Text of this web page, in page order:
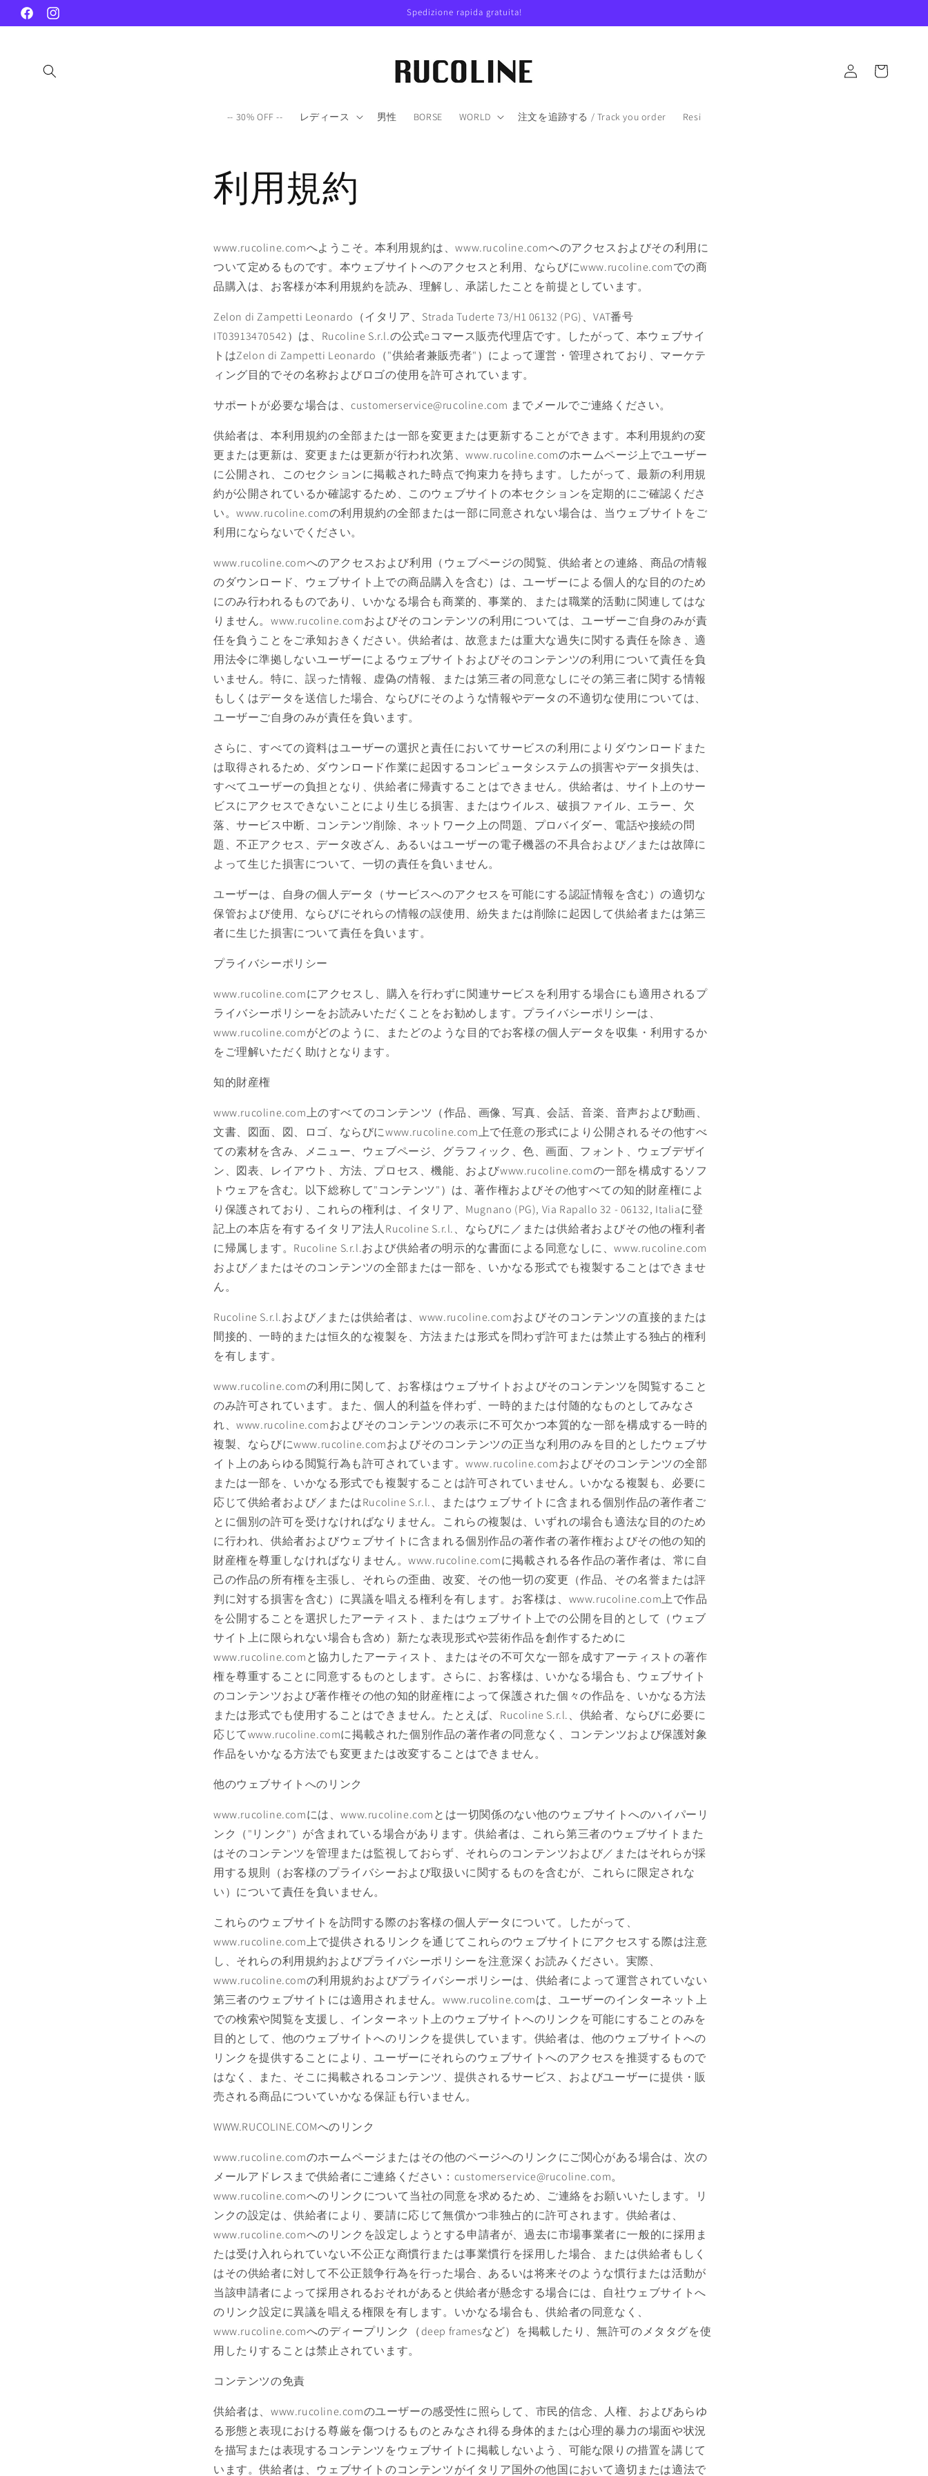
ンツに
進む
FacebookInstagram
Spedizione rapida gratuita!
-- 30% OFF -- レディース 男性 BORSE WORLD 注文を追跡する / Track you order Resi
グ
イ
ー
利用規約
www.rucoline.comへようこそ。本利用規約は、www.rucoline.comへのアクセスおよびその利用に
ついて定めるものです。本ウェブサイトへのアクセスと利用、ならびにwww.rucoline.comでの商
品購入は、お客様が本利用規約を読み、理解し、承諾したことを前提としています。
Zelon di Zampetti Leonardo（イタリア、Strada Tuderte 73/H1 06132 (PG)、VAT番号
IT03913470542）は、Rucoline S.r.l.の公式eコマース販売代理店です。したがって、本ウェブサイ
トはZelon di Zampetti Leonardo（"供給者兼販売者"）によって運営・管理されており、マーケテ
ィング目的でその名称およびロゴの使用を許可されています。
サポートが必要な場合は、customerservice@rucoline.com までメールでご連絡ください。
供給者は、本利用規約の全部または一部を変更または更新することができます。本利用規約の変
更または更新は、変更または更新が行われ次第、www.rucoline.comのホームページ上でユーザー
に公開され、このセクションに掲載された時点で拘束力を持ちます。したがって、最新の利用規
約が公開されているか確認するため、このウェブサイトの本セクションを定期的にご確認くださ
い。www.rucoline.comの利用規約の全部または一部に同意されない場合は、当ウェブサイトをご
利用にならないでください。
www.rucoline.comへのアクセスおよび利用（ウェブページの閲覧、供給者との連絡、商品の情報
のダウンロード、ウェブサイト上での商品購入を含む）は、ユーザーによる個人的な目的のため
にのみ行われるものであり、いかなる場合も商業的、事業的、または職業的活動に関連してはな
りません。www.rucoline.comおよびそのコンテンツの利用については、ユーザーご自身のみが責
任を負うことをご承知おきください。供給者は、故意または重大な過失に関する責任を除き、適
用法令に準拠しないユーザーによるウェブサイトおよびそのコンテンツの利用について責任を負
いません。特に、誤った情報、虚偽の情報、または第三者の同意なしにその第三者に関する情報
もしくはデータを送信した場合、ならびにそのような情報やデータの不適切な使用については、
ユーザーご自身のみが責任を負います。
さらに、すべての資料はユーザーの選択と責任においてサービスの利用によりダウンロードまた
は取得されるため、ダウンロード作業に起因するコンピュータシステムの損害やデータ損失は、
すべてユーザーの負担となり、供給者に帰責することはできません。供給者は、サイト上のサー
ビスにアクセスできないことにより生じる損害、またはウイルス、破損ファイル、エラー、欠
落、サービス中断、コンテンツ削除、ネットワーク上の問題、プロバイダー、電話や接続の問
題、不正アクセス、データ改ざん、あるいはユーザーの電子機器の不具合および／または故障に
よって生じた損害について、一切の責任を負いません。
ユーザーは、自身の個人データ（サービスへのアクセスを可能にする認証情報を含む）の適切な
保管および使用、ならびにそれらの情報の誤使用、紛失または削除に起因して供給者または第三
者に生じた損害について責任を負います。
プライバシーポリシー
www.rucoline.comにアクセスし、購入を行わずに関連サービスを利用する場合にも適用されるプ
ライバシーポリシーをお読みいただくことをお勧めします。プライバシーポリシーは、
www.rucoline.comがどのように、またどのような目的でお客様の個人データを収集・利用するか
をご理解いただく助けとなります。
知的財産権
www.rucoline.com上のすべてのコンテンツ（作品、画像、写真、会話、音楽、音声および動画、
文書、図面、図、ロゴ、ならびにwww.rucoline.com上で任意の形式により公開されるその他すべ
ての素材を含み、メニュー、ウェブページ、グラフィック、色、画面、フォント、ウェブデザイ
ン、図表、レイアウト、方法、プロセス、機能、およびwww.rucoline.comの一部を構成するソフ
トウェアを含む。以下総称して"コンテンツ"）は、著作権およびその他すべての知的財産権によ
り保護されており、これらの権利は、イタリア、Mugnano (PG), Via Rapallo 32 - 06132, Italiaに登
記上の本店を有するイタリア法人Rucoline S.r.l.、ならびに／または供給者およびその他の権利者
に帰属します。Rucoline S.r.l.および供給者の明示的な書面による同意なしに、www.rucoline.com
および／またはそのコンテンツの全部または一部を、いかなる形式でも複製することはできませ
ん。
Rucoline S.r.l.および／または供給者は、www.rucoline.comおよびそのコンテンツの直接的または
間接的、一時的または恒久的な複製を、方法または形式を問わず許可または禁止する独占的権利
を有します。
www.rucoline.comの利用に関して、お客様はウェブサイトおよびそのコンテンツを閲覧すること
のみ許可されています。また、個人的利益を伴わず、一時的または付随的なものとしてみなさ
れ、www.rucoline.comおよびそのコンテンツの表示に不可欠かつ本質的な一部を構成する一時的
複製、ならびにwww.rucoline.comおよびそのコンテンツの正当な利用のみを目的としたウェブサ
イト上のあらゆる閲覧行為も許可されています。www.rucoline.comおよびそのコンテンツの全部
または一部を、いかなる形式でも複製することは許可されていません。いかなる複製も、必要に
応じて供給者および／またはRucoline S.r.l.、またはウェブサイトに含まれる個別作品の著作者ご
とに個別の許可を受けなければなりません。これらの複製は、いずれの場合も適法な目的のため
に行われ、供給者およびウェブサイトに含まれる個別作品の著作者の著作権およびその他の知的
財産権を尊重しなければなりません。www.rucoline.comに掲載される各作品の著作者は、常に自
己の作品の所有権を主張し、それらの歪曲、改変、その他一切の変更（作品、その名誉または評
判に対する損害を含む）に異議を唱える権利を有します。お客様は、www.rucoline.com上で作品
を公開することを選択したアーティスト、またはウェブサイト上での公開を目的として（ウェブ
サイト上に限られない場合も含め）新たな表現形式や芸術作品を創作するために
www.rucoline.comと協力したアーティスト、またはその不可欠な一部を成すアーティストの著作
権を尊重することに同意するものとします。さらに、お客様は、いかなる場合も、ウェブサイト
のコンテンツおよび著作権その他の知的財産権によって保護された個々の作品を、いかなる方法
または形式でも使用することはできません。たとえば、Rucoline S.r.l.、供給者、ならびに必要に
応じてwww.rucoline.comに掲載された個別作品の著作者の同意なく、コンテンツおよび保護対象
作品をいかなる方法でも変更または改変することはできません。
他のウェブサイトへのリンク
www.rucoline.comには、www.rucoline.comとは一切関係のない他のウェブサイトへのハイパーリ
ンク（"リンク"）が含まれている場合があります。供給者は、これら第三者のウェブサイトまた
はそのコンテンツを管理または監視しておらず、それらのコンテンツおよび／またはそれらが採
用する規則（お客様のプライバシーおよび取扱いに関するものを含むが、これらに限定されな
い）について責任を負いません。
これらのウェブサイトを訪問する際のお客様の個人データについて。したがって、
www.rucoline.com上で提供されるリンクを通じてこれらのウェブサイトにアクセスする際は注意
し、それらの利用規約およびプライバシーポリシーを注意深くお読みください。実際、
www.rucoline.comの利用規約およびプライバシーポリシーは、供給者によって運営されていない
第三者のウェブサイトには適用されません。www.rucoline.comは、ユーザーのインターネット上
での検索や閲覧を支援し、インターネット上のウェブサイトへのリンクを可能にすることのみを
目的として、他のウェブサイトへのリンクを提供しています。供給者は、他のウェブサイトへの
リンクを提供することにより、ユーザーにそれらのウェブサイトへのアクセスを推奨するもので
はなく、また、そこに掲載されるコンテンツ、提供されるサービス、およびユーザーに提供・販
売される商品についていかなる保証も行いません。
WWW.RUCOLINE.COMへのリンク
www.rucoline.comのホームページまたはその他のページへのリンクにご関心がある場合は、次の
メールアドレスまで供給者にご連絡ください：customerservice@rucoline.com。
www.rucoline.comへのリンクについて当社の同意を求めるため、ご連絡をお願いいたします。リ
ンクの設定は、供給者により、要請に応じて無償かつ非独占的に許可されます。供給者は、
www.rucoline.comへのリンクを設定しようとする申請者が、過去に市場事業者に一般的に採用ま
たは受け入れられていない不公正な商慣行または事業慣行を採用した場合、または供給者もしく
はその供給者に対して不公正競争行為を行った場合、あるいは将来そのような慣行または活動が
当該申請者によって採用されるおそれがあると供給者が懸念する場合には、自社ウェブサイトへ
のリンク設定に異議を唱える権限を有します。いかなる場合も、供給者の同意なく、
www.rucoline.comへのディープリンク（deep framesなど）を掲載したり、無許可のメタタグを使
用したりすることは禁止されています。
コンテンツの免責
供給者は、www.rucoline.comのユーザーの感受性に照らして、市民的信念、人権、およびあらゆ
る形態と表現における尊厳を傷つけるものとみなされ得る身体的または心理的暴力の場面や状況
を描写または表現するコンテンツをウェブサイトに掲載しないよう、可能な限りの措置を講じて
います。供給者は、ウェブサイトのコンテンツがイタリア国外の他国において適切または適法で